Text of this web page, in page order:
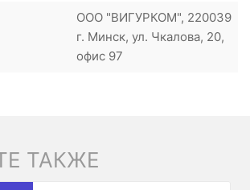
ООО "ВИГУРКОМ", 220039
г. Минск, ул. Чкалова, 20,
офис 97
ТАКЖЕ